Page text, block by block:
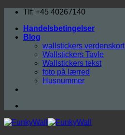
Fortsæt
indhold
Tlf: +45 40267140
Handelsbetingelser
Blog
wallstickers verdenskort
Wallstickers Tavle
Wallstickers tekst
foto på lærred
Husnummer